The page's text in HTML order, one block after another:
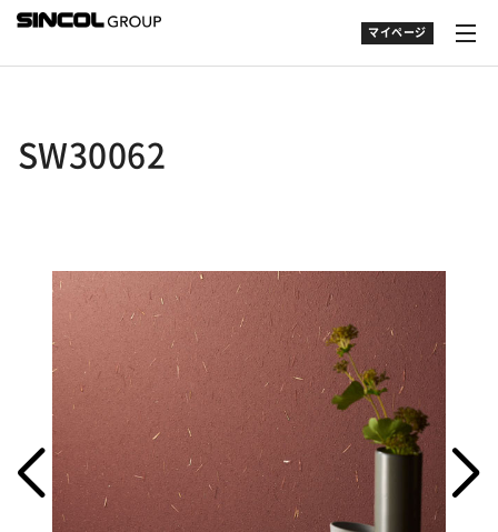
マイページ
SW30062